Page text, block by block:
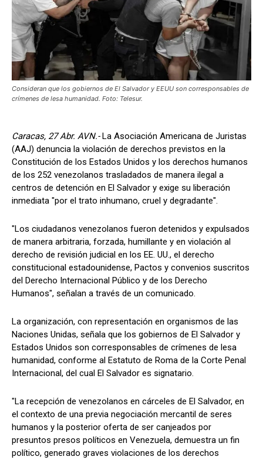
Consideran que los gobiernos de El Salvador y EEUU son corresponsables de
crímenes de lesa humanidad. Foto: Telesur.
Caracas, 27 Abr. AVN.- La Asociación Americana de Juristas
(AAJ) denuncia la violación de derechos previstos en la
Constitución de los Estados Unidos y los derechos humanos
de los 252 venezolanos trasladados de manera ilegal a
centros de detención en El Salvador y exige su liberación
inmediata "por el trato inhumano, cruel y degradante".
"Los ciudadanos venezolanos fueron detenidos y expulsados
de manera arbitraria, forzada, humillante y en violación al
derecho de revisión judicial en los EE. UU., el derecho
constitucional estadounidense, Pactos y convenios suscritos
del Derecho Internacional Público y de los Derecho
Humanos", señalan a través de un comunicado.
La organización, con representación en organismos de las
Naciones Unidas, señala que los gobiernos de El Salvador y
Estados Unidos son corresponsables de crímenes de lesa
humanidad, conforme al Estatuto de Roma de la Corte Penal
Internacional, del cual El Salvador es signatario.
"La recepción de venezolanos en cárceles de El Salvador, en
el contexto de una previa negociación mercantil de seres
humanos y la posterior oferta de ser canjeados por
presuntos presos políticos en Venezuela, demuestra un fin
político, generado graves violaciones de los derechos